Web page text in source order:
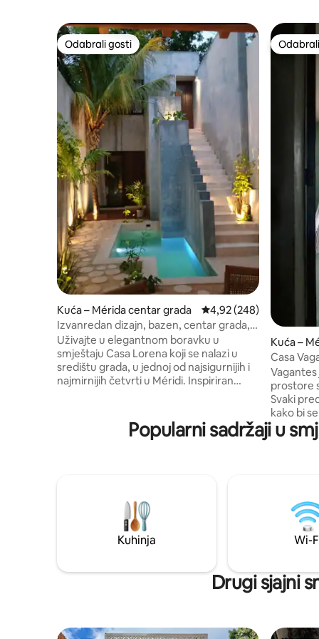
Odabrali gosti
Odabrali gosti
Kuća – Mérida centar grada Prosječna ocjena: 4,92/
4,92 (248)
Izvanredan dizajn, bazen, centar grada, 2
kupaonice
Uživajte u elegantnom boravku u
smještaju Casa Lorena koji se nalazi u
središtu grada, u jednoj od najsigurnijih i
najmirnijih četvrti u Méridi. Inspiriran
dizajn, udobnost i spokoj. Finalist na
dodjeli nagrada Architectural Digest
ručnici i posteljina, dodatni jastuci i još
mnogo toga. Osmišljeno kako bi vaš
boravak bio udoban, opuštajući i
Kuća –
Casa
Refuge
prostore
Svaki
kako bi
vremena
sporog
Popularni sadržaji u
Kuhinja Wi-
Drugi sjajni